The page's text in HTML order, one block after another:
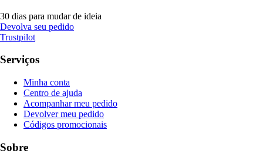
30 dias para mudar de ideia
Devolva seu pedido
Trustpilot
Serviços
Minha conta
Centro de ajuda
Acompanhar meu pedido
Devolver meu pedido
Códigos promocionais
Sobre